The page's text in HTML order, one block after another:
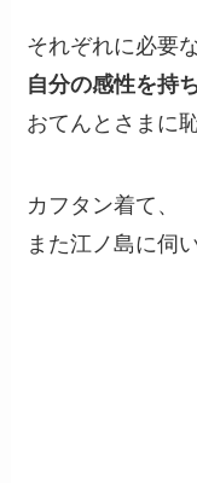
それぞれに必要
自分の感性を持
おてんとさまに
カフタン着て、
また江ノ島に伺